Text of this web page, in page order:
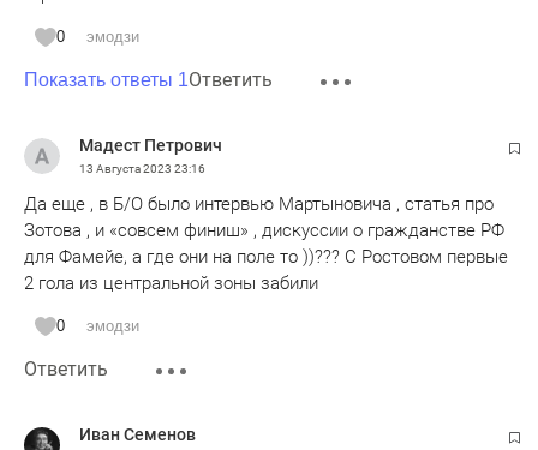
0 эмодзи
Показать ответы 1Ответить
Мадест Петрович
13 Августа 2023 23:16
Да еще , в Б/О было интервью Мартыновича , статья про
Зотова , и «совсем финиш» , дискуссии о гражданстве РФ
для Фамейе, а где они на поле то ))??? С Ростовом первые
2 гола из центральной зоны забили
0 эмодзи
Ответить
Иван Семенов